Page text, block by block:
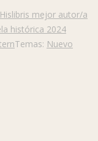
mejor autor/a
histórica 2024
Temas: Nuevo